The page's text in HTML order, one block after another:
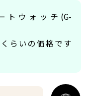
トウォッチ(G-
らいの価格です